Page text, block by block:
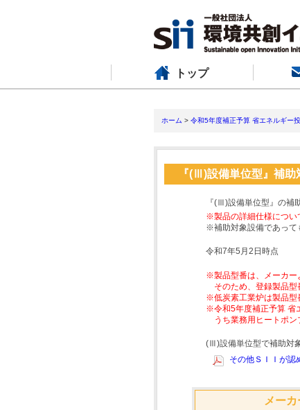
トップ
ホーム > 令和5年度補正予算 省エネルギー
『(Ⅲ)設備単位型』補助
『(Ⅲ)設備単位型』の補
※製品の詳細仕様につい
※補助対象設備であって
令和7年5月2日時点
※製品型番は、メーカー
そのため、登録製品型
※低炭素工業炉は製品型
※令和5年度補正予算 省
うち業務用ヒートポ
(Ⅲ)設備単位型で補助対
その他ＳＩＩが認
メー